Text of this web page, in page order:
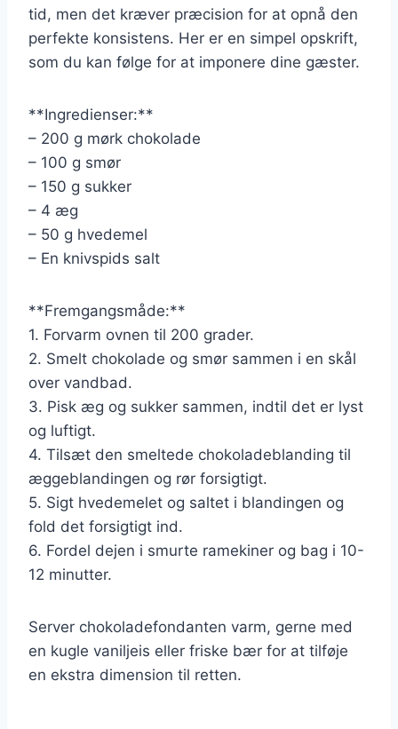
tid, men det kræver præcision for at opnå den
perfekte konsistens. Her er en simpel opskrift,
som du kan følge for at imponere dine gæster.
**Ingredienser:**
– 200 g mørk chokolade
– 100 g smør
– 150 g sukker
– 4 æg
– 50 g hvedemel
– En knivspids salt
**Fremgangsmåde:**
1. Forvarm ovnen til 200 grader.
2. Smelt chokolade og smør sammen i en skål
over vandbad.
3. Pisk æg og sukker sammen, indtil det er lyst
og luftigt.
4. Tilsæt den smeltede chokoladeblanding til
æggeblandingen og rør forsigtigt.
5. Sigt hvedemelet og saltet i blandingen og
fold det forsigtigt ind.
6. Fordel dejen i smurte ramekiner og bag i 10-
12 minutter.
Server chokoladefondanten varm, gerne med
en kugle vaniljeis eller friske bær for at tilføje
en ekstra dimension til retten.